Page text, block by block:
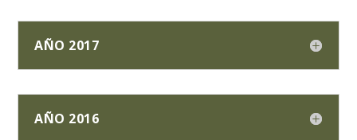
AÑO 2017
AÑO 2016